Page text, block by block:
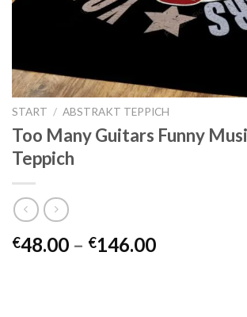
START / ABSTRAKT TEPPICH
Too Many Guitars Funny
Teppich
€48.00 – €146.00